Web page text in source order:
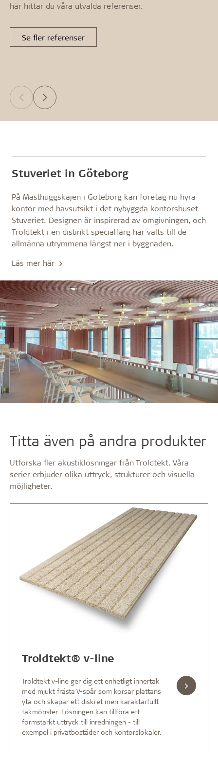
här hittar du våra utvalda referenser.
Se fler referenser
Stuveriet in Göteborg
På Masthuggskajen i Göteborg kan företag nu hyra
kontor med havsutsikt i det nybyggda kontorshuset
Stuveriet. Designen är inspirerad av omgivningen, och
Troldtekt i en distinkt specialfärg har valts till de
allmänna utrymmena längst ner i byggnaden.
Läs mer här
Titta även på andra produkter
Utforska fler akustiklösningar från Troldtekt. Våra
serier erbjuder olika uttryck, strukturer och visuella
möjligheter.
Troldtekt® v-line
Troldtekt v-line ger dig ett enhetligt innertak
med mjukt frästa V-spår som korsar plattans
yta och skapar ett diskret men karaktärfullt
takmönster. Lösningen kan tillföra ett
formstarkt uttryck till inredningen - till
exempel i privatbostäder och kontorslokaler.